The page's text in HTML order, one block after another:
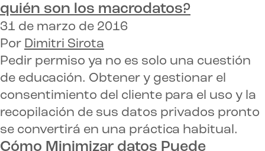
quién son los macrodatos?
31 de marzo de 2016
Por Dimitri Sirota
Pedir permiso ya no es solo una cuestión
de educación. Obtener y gestionar el
consentimiento del cliente para el uso y la
recopilación de sus datos privados pronto
se convertirá en una práctica habitual.
Cómo Minimizar datos Puede